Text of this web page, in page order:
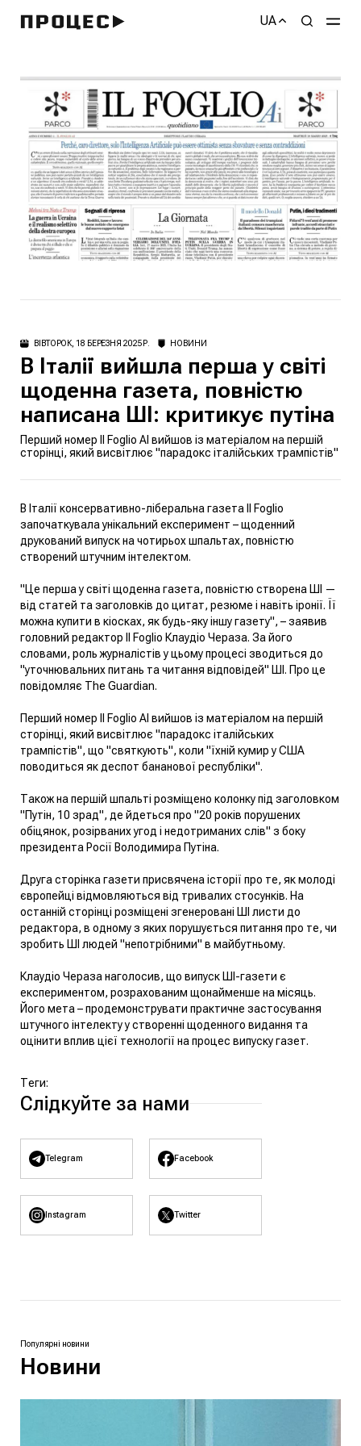
UA
ВІВТОРОК, 18 БЕРЕЗНЯ 2025 Р. НОВИНИ
В Італії вийшла перша у світі
щоденна газета, повністю
написана ШІ: критикує путіна
Перший номер Il Foglio AI вийшов із матеріалом на першій
сторінці, який висвітлює "парадокс італійських трампістів"
В Італії консервативно-ліберальна газета Il Foglio
започаткувала унікальний експеримент – щоденний
друкований випуск на чотирьох шпальтах, повністю
створений штучним інтелектом.
"Це перша у світі щоденна газета, повністю створена ШІ —
від статей та заголовків до цитат, резюме і навіть іронії. Її
можна купити в кіосках, як будь-яку іншу газету", – заявив
головний редактор Il Foglio Клаудіо Чераза. За його
словами, роль журналістів у цьому процесі зводиться до
"уточнювальних питань та читання відповідей" ШІ. Про це
повідомляє The Guardian.
Перший номер Il Foglio AI вийшов із матеріалом на першій
сторінці, який висвітлює "парадокс італійських
трампістів", що "святкують", коли "їхній кумир у США
поводиться як деспот бананової республіки".
Також на першій шпальті розміщено колонку під заголовком
"Путін, 10 зрад", де йдеться про "20 років порушених
обіцянок, розірваних угод і недотриманих слів" з боку
президента Росії Володимира Путіна.
Друга сторінка газети присвячена історії про те, як молоді
європейці відмовляються від тривалих стосунків. На
останній сторінці розміщені згенеровані ШІ листи до
редактора, в одному з яких порушується питання про те, чи
зробить ШІ людей "непотрібними" в майбутньому.
Клаудіо Чераза наголосив, що випуск ШІ-газети є
експериментом, розрахованим щонайменше на місяць.
Його мета – продемонструвати практичне застосування
штучного інтелекту у створенні щоденного видання та
оцінити вплив цієї технології на процес випуску газет.
Теги:
Слідкуйте за нами
Telegram Facebook
Instagram Twitter
Популярні новини
Новини